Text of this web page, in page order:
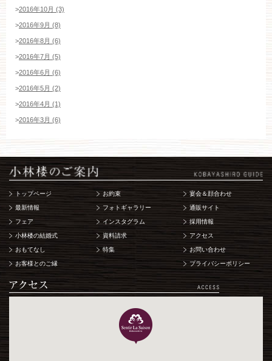
>2016年10月 (3)
>2016年9月 (8)
>2016年8月 (6)
>2016年7月 (5)
>2016年6月 (6)
>2016年5月 (2)
>2016年4月 (1)
>2016年3月 (6)
トップページ
最新情報
フェア
小林楼の結婚式
おもてなし
お客様とのご縁
お約束
フォトギャラリー
インスタグラム
資料請求
特集
宴会＆顔合わせ
通販サイト
採用情報
アクセス
お問い合わせ
プライバシーポリシー